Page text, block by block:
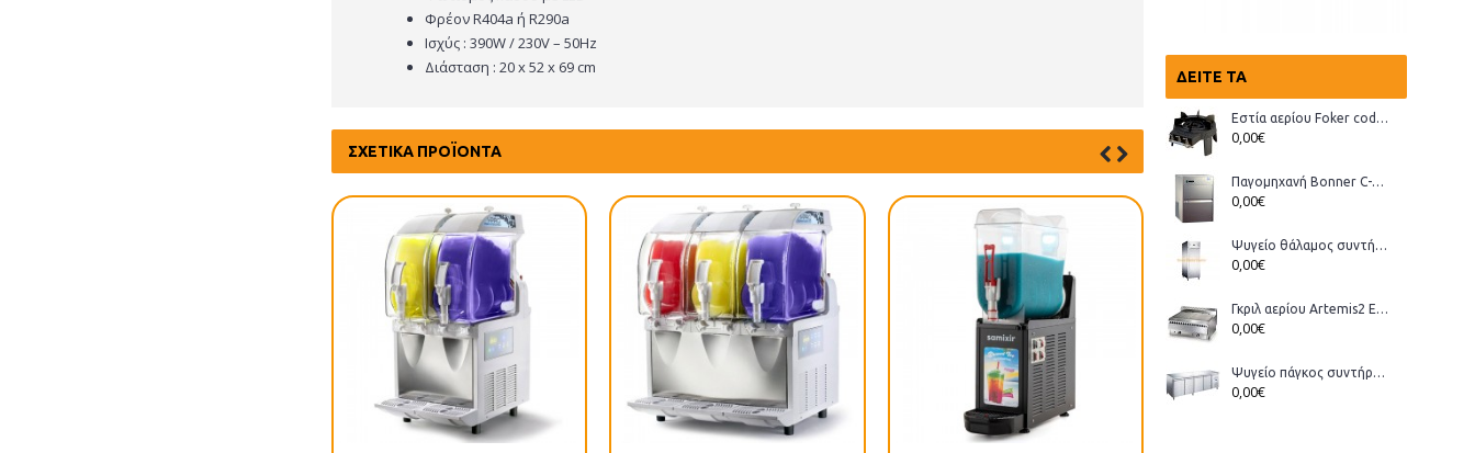
ΔΕΊΤΕ ΤΑ
Εστία αερίου Foker cod.03200 Wok
0,00€
Παγομηχανή Bonner C-70, Ανάδευσης (παγάκι με τρύπα)
0,00€
Ψυγείο θάλαμος συντήρηση Bonner GMT-70
0,00€
Γκριλ αερίου Artemis2 ECO
0,00€
Ψυγείο πάγκος συντήρηση Bonner GM-400 διάστ.223x70x86cm
0,00€
Φρέον R404a ή R290a
Ισχύς : 390W / 230V – 50Hz
Διάσταση : 20 x 52 x 69 cm
ΣΧΕΤΙΚΆ ΠΡΟΪΌΝΤΑ